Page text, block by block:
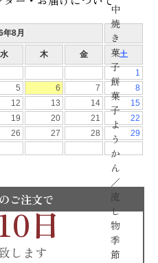
中
焼
き
菓
子
餅
菓
子
よ
う
か
ん
／
流
し
物
季
節
ご注文で
日
します